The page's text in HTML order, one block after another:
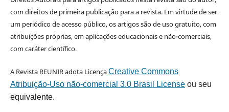
com direitos de primeira publicação para a revista. Em virtude de ser
um periódico de acesso público, os artigos são de uso gratuito, com
atribuições próprias, em aplicações educacionais e não-comerciais,
com caráter científico.
A Revista REUNIR adota LicençaCreative Commons
Atribuição-Uso não-comercial 3.0 Brasil Licenseou seu
equivalente.